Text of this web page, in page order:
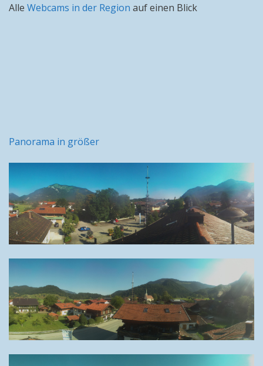
Alle Webcams in der Region auf einen Blick
Panorama in größer